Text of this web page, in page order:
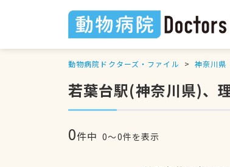
動物病院ドクターズ・ファイル 神奈川県
若葉台駅(神奈川県)、
0件中 0〜0件を表示